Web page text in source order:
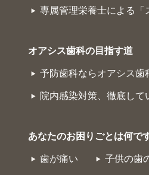
専属管理栄養士による「
オアシス歯科の目指す道
予防歯科ならオアシス歯
院内感染対策、徹底して
あなたのお困りごとは何で
歯が痛い 子供の歯